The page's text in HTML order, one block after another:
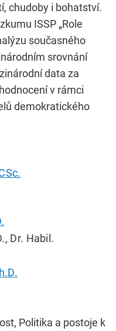
chudoby i bohatství.
ISSP „Role
současného
srovnání
data za
v rámci
demokratického
Dr. Habil.
Politika a postoje k